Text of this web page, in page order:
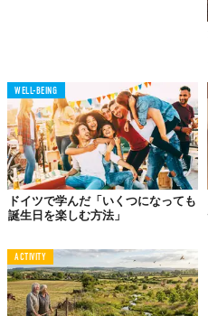
世のすべてのお父さんへ──あり
※「父の日」の起源には諸説あり。当稿は
FDC 日本ファーザーズ・デイ委員会」のオフ
TABI
この世界は、も
WELL-BEING
ドイツで学んだ「いくつになっても
誕生日を楽しむ方法」
ACTIVITY